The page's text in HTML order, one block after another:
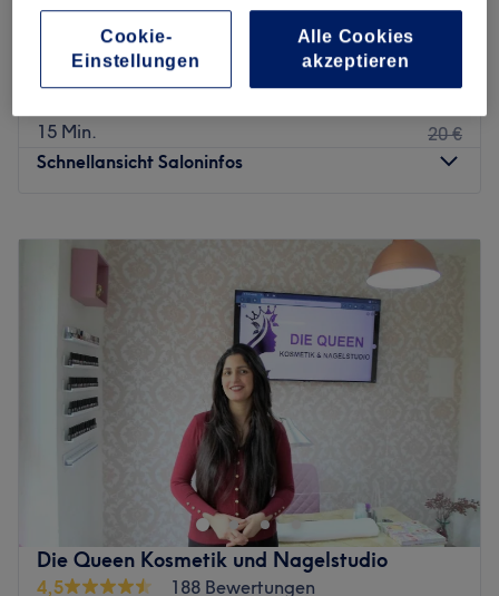
Erle, Gelsenkirchen
Auf Karte anzeigen
Augenbrauen färben
15 Min.
15 Min.
20 €
Schnellansicht Saloninfos
Dienstag
10:00–19:00
10:00–19:00
Donnerstag
10:00–
Freitag
10:00
Samstag
10:00
Sonntag
Geschlossen
Im Elllybel Kosemtik und Nagelstudio in Erle,
Gelsenkirchen ist der Name Programm. Hier dreht sich
alles um Nagelpflege und kosmetische Behandlungen,
die zu einem ebenmäßigen Hautbild und perfekten
Konturen beitragen. Unser erfahrenes Team bietet top
Behandlungen im Bereich Nageldesign, Fußpflege,
Die Queen Kosmetik und Nagelstudio
4,5
188 Bewertungen
Cookie-
Einstellungen
Alle Cookies
akzeptieren